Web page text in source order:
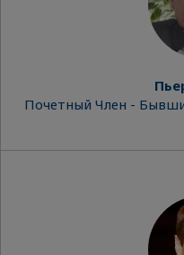
Почетный Член -